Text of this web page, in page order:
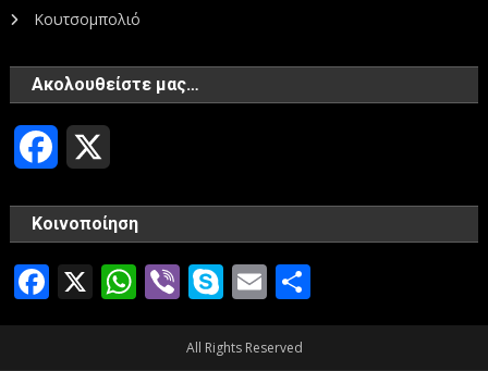
Κουτσομπολιό
Ακολουθείστε μας…
Facebook
Κοινοποίηση
Facebook
X WhatsApp
ViberSkype
Email
All Rights Reserved